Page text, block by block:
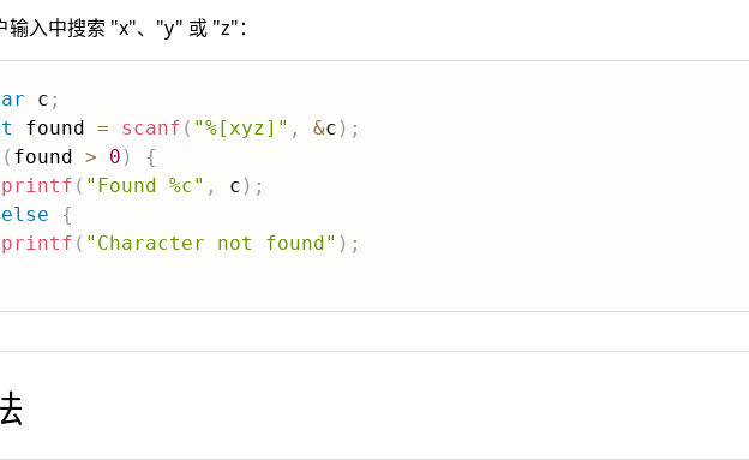
输入中搜索 "x"、"y" 或 "z"：
c ;
found = scanf ( "%[xyz]" , &c ) ;
( found > 0 )
{
printf ( "Found %c" , c ) ;
else
{
printf ( "Character not found" ) ;